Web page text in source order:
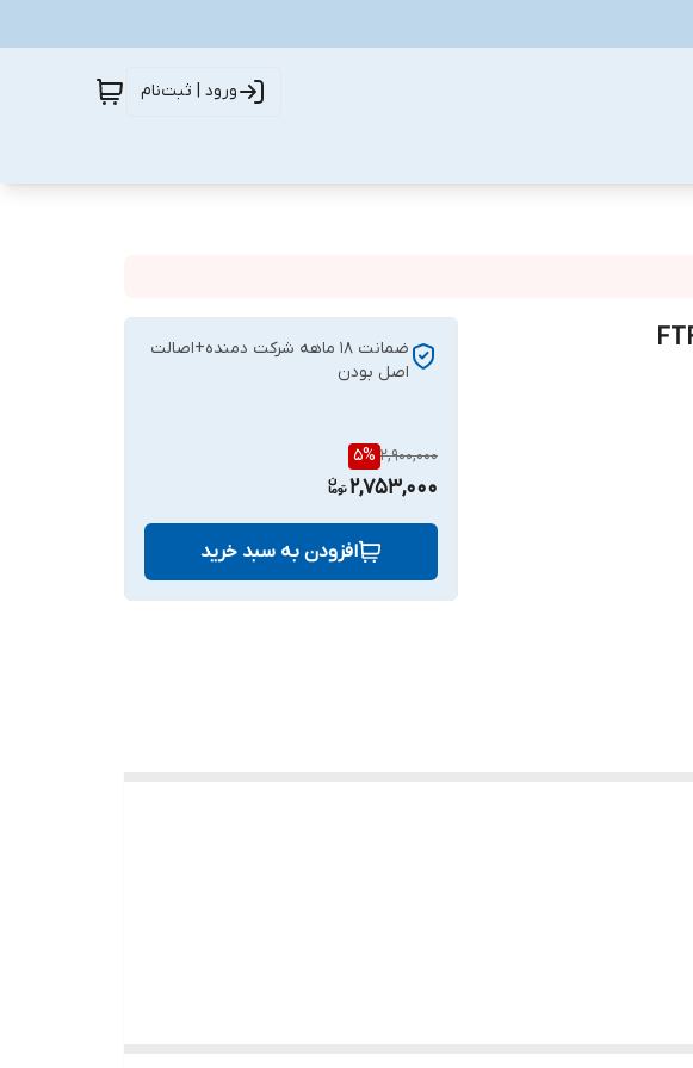
ورود | ثبت‌نام
ضمانت ۱۸ ماهه شرکت دمنده+اصالت
اصل بودن
2,900,000
5%
2,753,000
افزودن به سبد خرید